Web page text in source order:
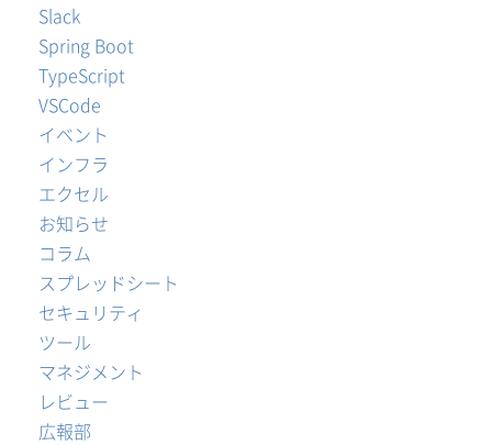
Slack
Spring Boot
TypeScript
VSCode
イベント
インフラ
エクセル
お知らせ
コラム
スプレッドシート
セキュリティ
ツール
マネジメント
レビュー
広報部